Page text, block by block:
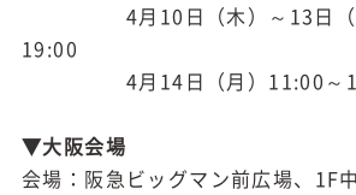
4月10日（木）～13日（
19:00
4月14日（月）11:00～
▼大阪会場
会場：阪急ビッグマン前広場、1F